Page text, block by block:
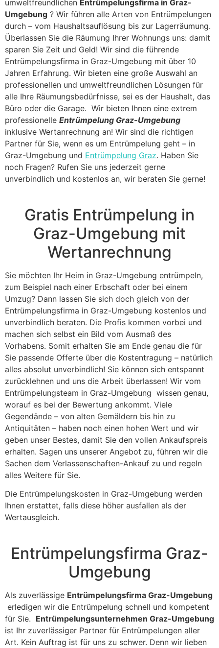
umweltfreundlichen Entrümpelungsfirma in Graz-
Umgebung ? Wir führen alle Arten von Entrümpelungen
durch – vom Haushaltsauflösung bis zur Lagerräumung.
Überlassen Sie die Räumung Ihrer Wohnungs uns: damit
sparen Sie Zeit und Geld! Wir sind die führende
Entrümpelungsfirma in Graz-Umgebung mit über 10
Jahren Erfahrung. Wir bieten eine große Auswahl an
professionellen und umweltfreundlichen Lösungen für
alle Ihre Räumungsbedürfnisse, sei es der Haushalt, das
Büro oder die Garage. Wir bieten Ihnen eine extrem
professionelle Entrümpelung Graz-Umgebung
inklusive Wertanrechnung an! Wir sind die richtigen
Partner für Sie, wenn es um Entrümpelung geht – in
Graz-Umgebung und Entrümpelung Graz. Haben Sie
noch Fragen? Rufen Sie uns jederzeit gerne
unverbindlich und kostenlos an, wir beraten Sie gerne!
Gratis Entrümpelung in
Graz-Umgebung mit
Wertanrechnung
Sie möchten Ihr Heim in Graz-Umgebung entrümpeln,
zum Beispiel nach einer Erbschaft oder bei einem
Umzug? Dann lassen Sie sich doch gleich von der
Entrümpelungsfirma in Graz-Umgebung kostenlos und
unverbindlich beraten. Die Profis kommen vorbei und
machen sich selbst ein Bild vom Ausmaß des
Vorhabens. Somit erhalten Sie am Ende genau die für
Sie passende Offerte über die Kostentragung – natürlich
alles absolut unverbindlich! Sie können sich entspannt
zurücklehnen und uns die Arbeit überlassen! Wir vom
Entrümpelungsteam in Graz-Umgebung wissen genau,
worauf es bei der Bewertung ankommt. Viele
Gegendände – von alten Gemäldern bis hin zu
Antiquitäten – haben noch einen hohen Wert und wir
geben unser Bestes, damit Sie den vollen Ankaufspreis
erhalten. Sagen uns unserer Angebot zu, führen wir die
Sachen dem Verlassenschaften-Ankauf zu und regeln
alles Weitere für Sie.
Die Entrümpelungskosten in Graz-Umgebung werden
Ihnen erstattet, falls diese höher ausfallen als der
Wertausgleich.
Entrümpelungsfirma Graz-
Umgebung
Als zuverlässige Entrümpelungsfirma Graz-Umgebung
erledigen wir die Entrümpelung schnell und kompetent
für Sie. Entrümpelungsunternehmen Graz-Umgebung
ist Ihr zuverlässiger Partner für Entrümpelungen aller
Art. Kein Auftrag ist für uns zu schwer. Denn wir lieben